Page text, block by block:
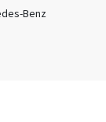
Benz